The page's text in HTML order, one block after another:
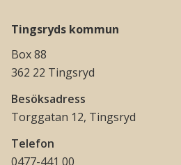
Tingsryds kommun
Box 88
362 22 Tingsryd
Besöksadress
Torggatan 12, Tingsryd
Telefon
0477-441 00